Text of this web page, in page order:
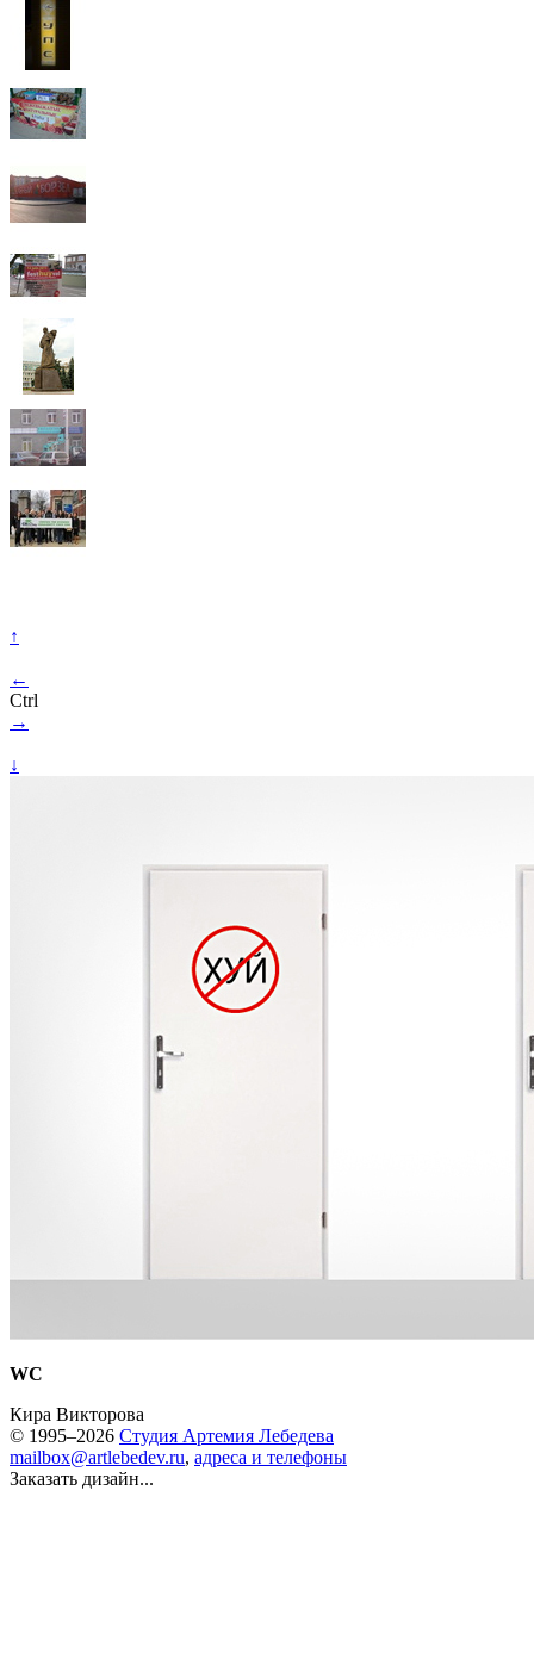
↑
←
Ctrl
→
↓
WC
Кира Викторова
© 1995–2026 Студия Артемия Лебедева
mailbox@artlebedev.ru, адреса и телефоны
Заказать дизайн...